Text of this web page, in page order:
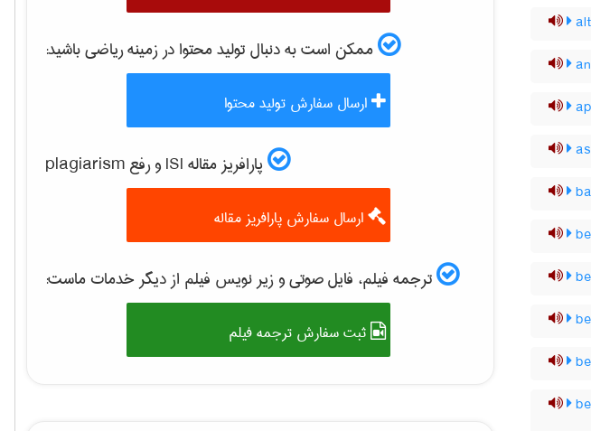
ممکن است به دنبال تولید محتوا در زمینهرياضیباشید:
ارسال سفارش تولید محتوا
پارافریز مقاله ISI و رفع plagiarism
ارسال سفارش پارافریز مقاله
ترجمه فیلم، فایل صوتی و زیر نویس فیلم از دیگر خدمات ماست:
ثبت سفارش ترجمه فیلم